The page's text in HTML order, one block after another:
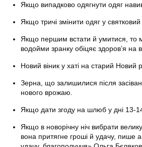
Якщо випадково одягнути одяг
Якщо тричі змінити одяг у
Якщо першим встати й умитися, то
водойми зранку обіцяє здоров’я на
Новий віник у хаті на старий Новий
Зерна, що залишилися після
нового врожаю.
Якщо дати згоду на шлюб у дні 13-
Якщо в новорічну ніч вибрати
вона притягне гроші й удачу, пише